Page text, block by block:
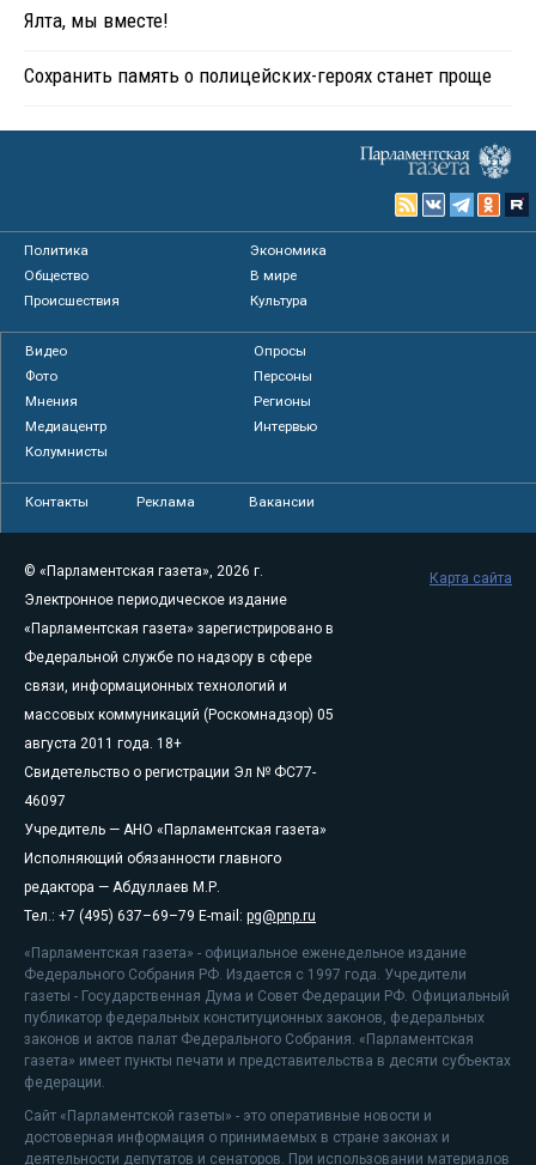
Ялта, мы вместе!
Сохранить память о полицейских-героях станет проще
Политика
Экономика
Общество
В мире
Происшествия
Культура
Видео
Опросы
Фото
Персоны
Мнения
Регионы
Медиацентр
Интервью
Колумнисты
Контакты Реклама Вакансии
© «Парламентская газета», 2026 г.
Электронное периодическое издание
«Парламентская газета» зарегистрировано в
Федеральной службе по надзору в сфере
связи, информационных технологий и
массовых коммуникаций (Роскомнадзор) 05
августа 2011 года. 18+
Свидетельство о регистрации Эл № ФС77-
46097
Учредитель — АНО «Парламентская газета»
Исполняющий обязанности главного
редактора — Абдуллаев М.Р.
Тел.: +7 (495) 637–69–79 E-mail: pg@pnp.ru
«Парламентская газета» - официальное еженедельное издание
Федерального Собрания РФ. Издается с 1997 года. Учредители
газеты - Государственная Дума и Совет Федерации РФ. Официальный
публикатор федеральных конституционных законов, федеральных
законов и актов палат Федерального Собрания. «Парламентская
газета» имеет пункты печати и представительства в десяти субъектах
федерации.
Сайт «Парламентской газеты» - это оперативные новости и
достоверная информация о принимаемых в стране законах и
деятельности депутатов и сенаторов. При использовании материалов
Карта сайта